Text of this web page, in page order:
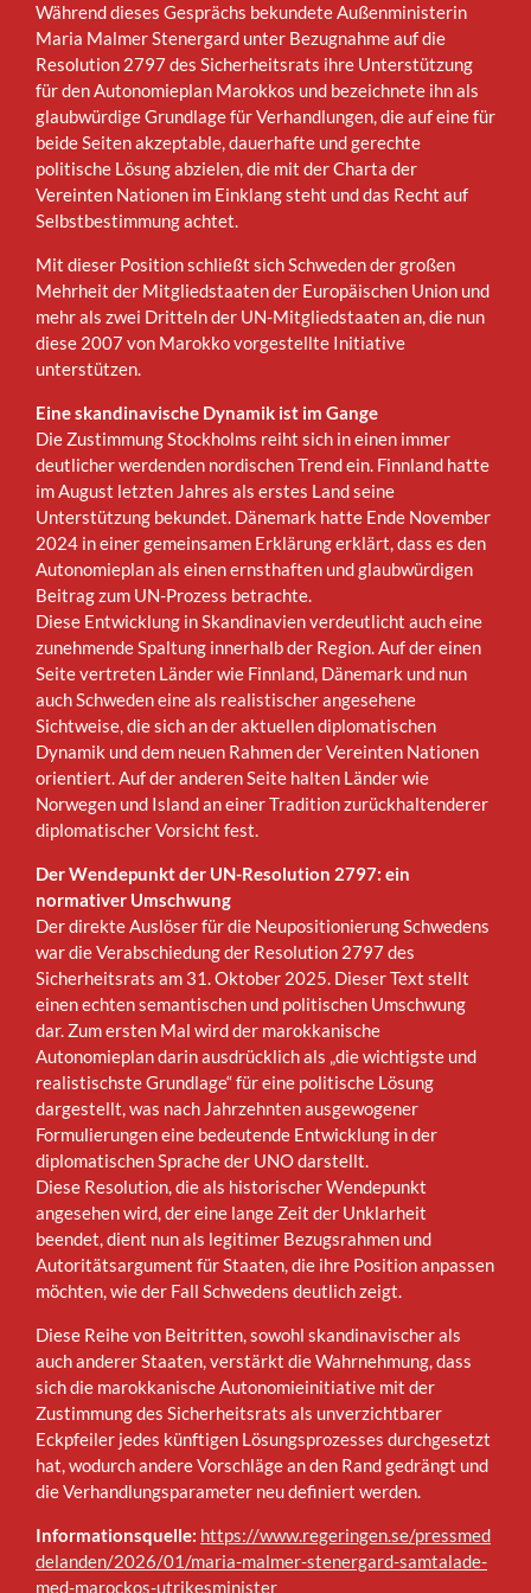
Während dieses Gesprächs bekundete Außenministerin
Maria Malmer Stenergard unter Bezugnahme auf die
Resolution 2797 des Sicherheitsrats ihre Unterstützung
für den Autonomieplan Marokkos und bezeichnete ihn als
glaubwürdige Grundlage für Verhandlungen, die auf eine für
beide Seiten akzeptable, dauerhafte und gerechte
politische Lösung abzielen, die mit der Charta der
Vereinten Nationen im Einklang steht und das Recht auf
Selbstbestimmung achtet.
Mit dieser Position schließt sich Schweden der großen
Mehrheit der Mitgliedstaaten der Europäischen Union und
mehr als zwei Dritteln der UN-Mitgliedstaaten an, die nun
diese 2007 von Marokko vorgestellte Initiative
unterstützen.
Eine skandinavische Dynamik ist im Gange
Die Zustimmung Stockholms reiht sich in einen immer
deutlicher werdenden nordischen Trend ein. Finnland hatte
im August letzten Jahres als erstes Land seine
Unterstützung bekundet. Dänemark hatte Ende November
2024 in einer gemeinsamen Erklärung erklärt, dass es den
Autonomieplan als einen ernsthaften und glaubwürdigen
Beitrag zum UN-Prozess betrachte.
Diese Entwicklung in Skandinavien verdeutlicht auch eine
zunehmende Spaltung innerhalb der Region. Auf der einen
Seite vertreten Länder wie Finnland, Dänemark und nun
auch Schweden eine als realistischer angesehene
Sichtweise, die sich an der aktuellen diplomatischen
Dynamik und dem neuen Rahmen der Vereinten Nationen
orientiert. Auf der anderen Seite halten Länder wie
Norwegen und Island an einer Tradition zurückhaltenderer
diplomatischer Vorsicht fest.
Der Wendepunkt der UN-Resolution 2797: ein
normativer Umschwung
Der direkte Auslöser für die Neupositionierung Schwedens
war die Verabschiedung der Resolution 2797 des
Sicherheitsrats am 31. Oktober 2025. Dieser Text stellt
einen echten semantischen und politischen Umschwung
dar. Zum ersten Mal wird der marokkanische
Autonomieplan darin ausdrücklich als „die wichtigste und
realistischste Grundlage“ für eine politische Lösung
dargestellt, was nach Jahrzehnten ausgewogener
Formulierungen eine bedeutende Entwicklung in der
diplomatischen Sprache der UNO darstellt.
Diese Resolution, die als historischer Wendepunkt
angesehen wird, der eine lange Zeit der Unklarheit
beendet, dient nun als legitimer Bezugsrahmen und
Autoritätsargument für Staaten, die ihre Position anpassen
möchten, wie der Fall Schwedens deutlich zeigt.
Diese Reihe von Beitritten, sowohl skandinavischer als
auch anderer Staaten, verstärkt die Wahrnehmung, dass
sich die marokkanische Autonomieinitiative mit der
Zustimmung des Sicherheitsrats als unverzichtbarer
Eckpfeiler jedes künftigen Lösungsprozesses durchgesetzt
hat, wodurch andere Vorschläge an den Rand gedrängt und
die Verhandlungsparameter neu definiert werden.
Informationsquelle: https://www.regeringen.se/pressmed
delanden/2026/01/maria-malmer-stenergard-samtalade-
med-marockos-utrikesminister